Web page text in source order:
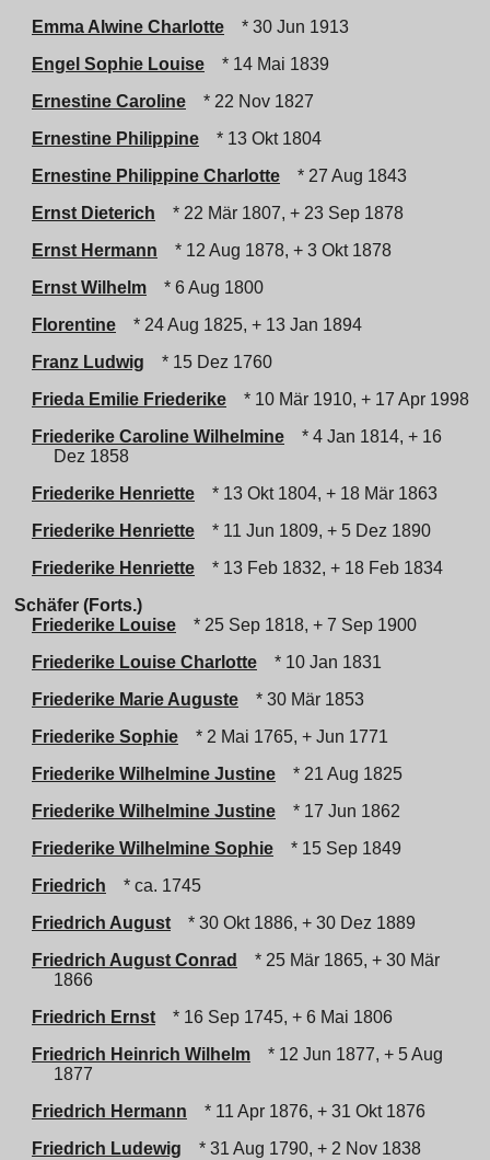
Emma Alwine Charlotte
* 30 Jun 1913
Engel Sophie Louise
* 14 Mai 1839
Ernestine Caroline
* 22 Nov 1827
Ernestine Philippine
* 13 Okt 1804
Ernestine Philippine Charlotte
* 27 Aug 1843
Ernst Dieterich
* 22 Mär 1807, + 23 Sep 1878
Ernst Hermann
* 12 Aug 1878, + 3 Okt 1878
Ernst Wilhelm
* 6 Aug 1800
Florentine
* 24 Aug 1825, + 13 Jan 1894
Franz Ludwig
* 15 Dez 1760
Frieda Emilie Friederike
* 10 Mär 1910, + 17 Apr 1998
Friederike Caroline Wilhelmine
* 4 Jan 1814, + 16
Dez 1858
Friederike Henriette
* 13 Okt 1804, + 18 Mär 1863
Friederike Henriette
* 11 Jun 1809, + 5 Dez 1890
Friederike Henriette
* 13 Feb 1832, + 18 Feb 1834
Schäfer (Forts.)
Friederike Louise
* 25 Sep 1818, + 7 Sep 1900
Friederike Louise Charlotte
* 10 Jan 1831
Friederike Marie Auguste
* 30 Mär 1853
Friederike Sophie
* 2 Mai 1765, + Jun 1771
Friederike Wilhelmine Justine
* 21 Aug 1825
Friederike Wilhelmine Justine
* 17 Jun 1862
Friederike Wilhelmine Sophie
* 15 Sep 1849
Friedrich
* ca. 1745
Friedrich August
* 30 Okt 1886, + 30 Dez 1889
Friedrich August Conrad
* 25 Mär 1865, + 30 Mär
1866
Friedrich Ernst
* 16 Sep 1745, + 6 Mai 1806
Friedrich Heinrich Wilhelm
* 12 Jun 1877, + 5 Aug
1877
Friedrich Hermann
* 11 Apr 1876, + 31 Okt 1876
Friedrich Ludewig
* 31 Aug 1790, + 2 Nov 1838